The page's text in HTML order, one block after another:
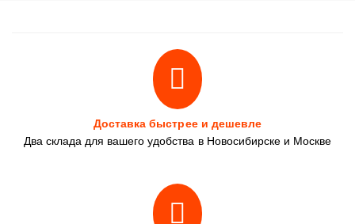
Доставка быстрее и дешевле
Два склада для вашего удобства в Новосибирске и Москве